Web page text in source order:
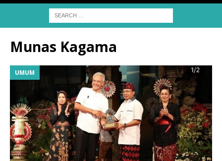
Munas Kagama
UMUM